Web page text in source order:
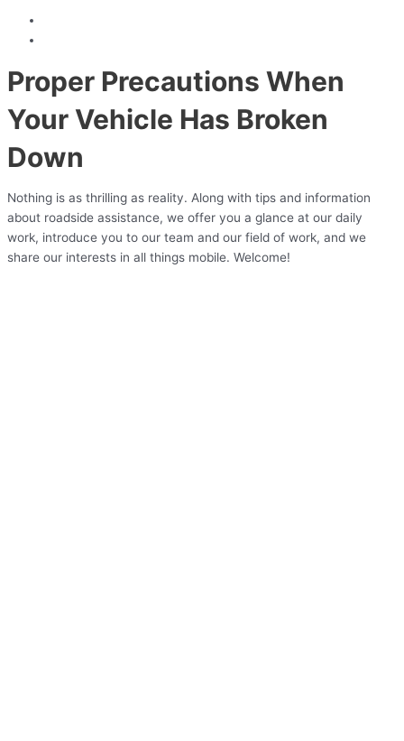
Proper Precautions When
Your Vehicle Has Broken
Down
Nothing is as thrilling as reality. Along with tips and information
about roadside assistance, we offer you a glance at our daily
work, introduce you to our team and our field of work, and we
share our interests in all things mobile. Welcome!